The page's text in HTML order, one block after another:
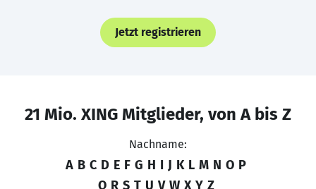
Jetzt registrieren
21 Mio. XING Mitglieder, von A bis Z
Nachname:
A B C D E F G H I J K L M N O P
Q R S T U V W X Y Z